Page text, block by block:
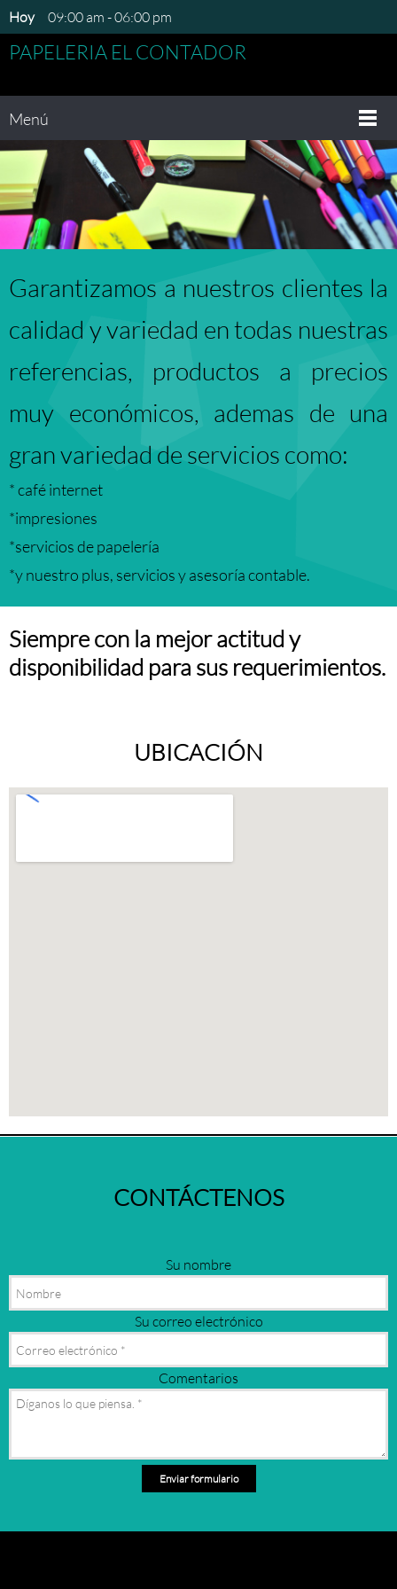
Hoy 09:00 am -06:00 pm
PAPELERIA EL CONTADOR
Menú
Garantizamos a nuestros clientes la
calidad y variedad en todas nuestras
referencias, productos a precios
muy económicos, ademas de una
gran variedad de servicios como:
* café internet
*impresiones
*servicios de papelería
*y nuestro plus, servicios y asesoría contable.
Siempre con la mejor actitud y
disponibilidad para sus requerimientos.
UBICACIÓN
CONTÁCTENOS
Su nombre
Su correo electrónico
Comentarios
Enviar formulario